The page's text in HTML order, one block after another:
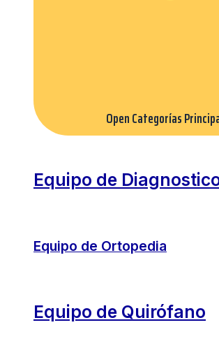
Open Categorías
Equipo de
Equipo de Ortopedia
Equipo de Quirófano